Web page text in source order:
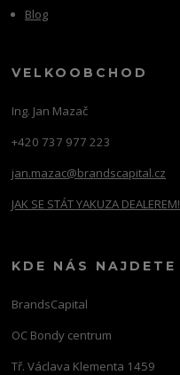
Blog
VELKOOBCHOD
Ing. Jan Mazač
+420 737 977 223
jan.mazac@brandscapital.cz
JAK SE STÁT YAKUZA DEALEREM!
KDE NÁS NAJDETE
BrandsCapital
OC Bondy centrum
Tř. Václava Klementa 1459